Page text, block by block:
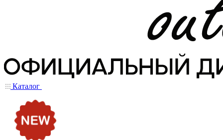
Каталог